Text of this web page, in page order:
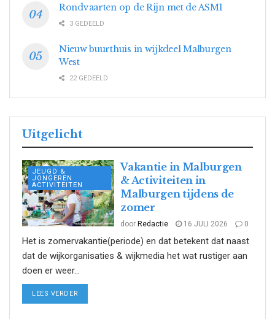
Rondvaarten op de Rijn met de ASM1
3 GEDEELD
Nieuw buurthuis in wijkdeel Malburgen
West
22 GEDEELD
Uitgelicht
JEUGD &
JONGEREN
ACTIVITEITEN
Vakantie in Malburgen
& Activiteiten in
Malburgen tijdens de
zomer
door Redactie 16 JULI 2026 0
Het is zomervakantie(periode) en dat betekent dat naast
dat de wijkorganisaties & wijkmedia het wat rustiger aan
doen er weer...
LEES VERDER